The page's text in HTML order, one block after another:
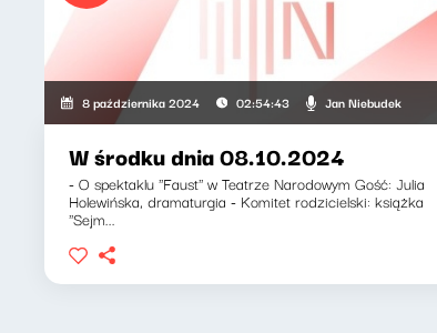
8 października 2024 02:54:43 Jan Niebudek
W środku dnia 08.10.2024
- O spektaklu ''Faust'' w Teatrze Narodowym Gość: Julia
Holewińska, dramaturgia - Komitet rodzicielski: książka
''Sejm...